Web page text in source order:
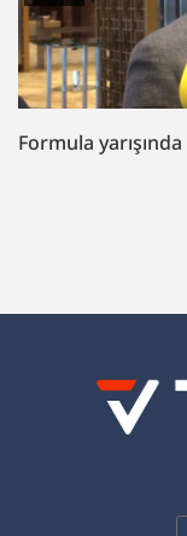
“Fazil Mustafaya